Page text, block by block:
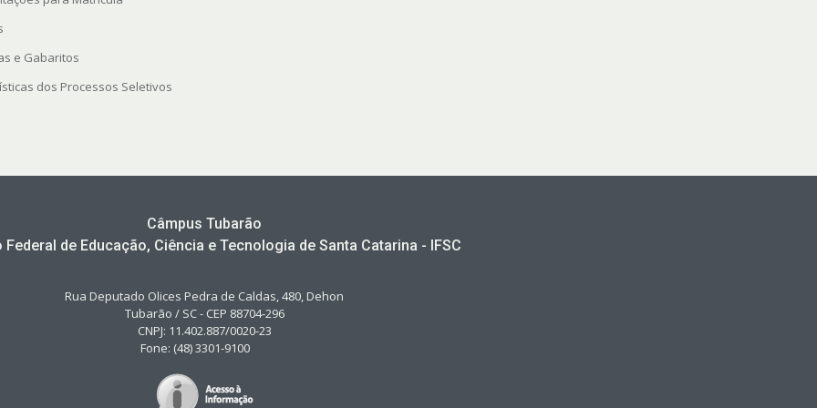
e Gabaritos
dos Processos Seletivos
Câmpus Tubarão
Federal de Educação, Ciência e Tecnologia de Santa Catarina - IFSC
Rua Deputado Olices Pedra de Caldas, 480, Dehon
Tubarão / SC - CEP 88704-296
CNPJ: 11.402.887/0020-23
Fone: (48) 3301-9100